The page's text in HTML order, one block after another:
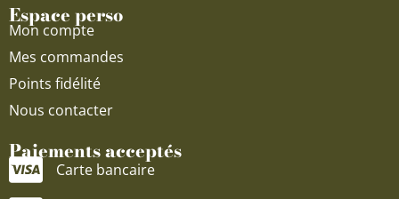
Espace perso
Mon compte
Mes commandes
Points fidélité
Nous contacter
Paiements acceptés
Carte bancaire